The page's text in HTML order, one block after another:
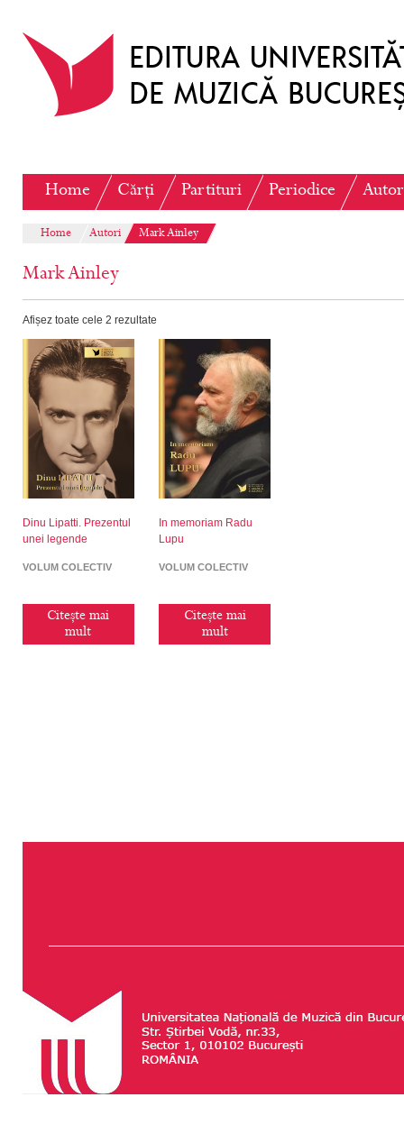
Home Cărți Partituri Periodice
Home Autori Mark Ainley
Mark Ainley
Afișez toate cele 2 rezultate
Dinu Lipatti. Prezentul
unei legende
VOLUM COLECTIV
Citește mai
mult
In memoriam Radu
Lupu
VOLUM COLECTIV
Citește mai
mult